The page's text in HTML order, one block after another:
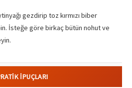
gezdirip toz kırmızı biber
İsteğe göre birkaç bütün nohut ve
İPUÇLARI